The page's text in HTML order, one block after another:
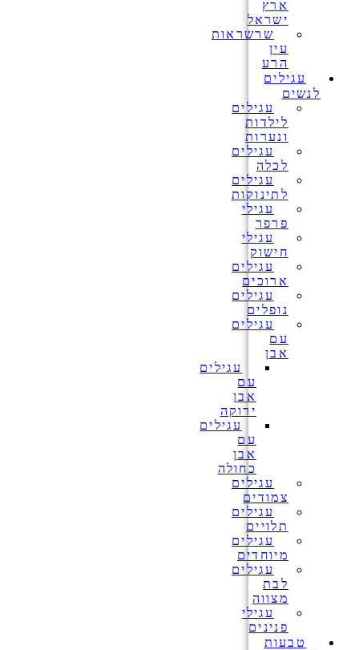
ארץ
ישראל
שרשראות
עין
הרע
עגילים
לנשים
עגילים
לילדות
ונערות
עגילים
לכלה
עגילים
לתינוקות
עגילי
פרפר
עגילי
חישוק
עגילים
ארוכים
עגילים
נופלים
עגילים
עם
אבן
עגילים
עם
אבן
ירוקה
עגילים
עם
אבן
כחולה
עגילים
צמודים
עגילים
תלויים
עגילים
מיוחדים
עגילים
לבת
מצווה
עגילי
פנינים
טבעות